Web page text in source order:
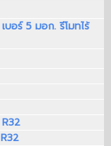
อร์ 5 มอก. รีโมทไร้